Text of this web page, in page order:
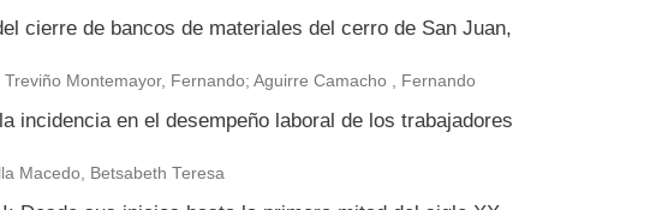
cierre de bancos de materiales del cerro de San Juan,
Montemayor, Fernando; Aguirre Camacho , Fernando
incidencia en el desempeño laboral de los trabajadores
Macedo, Betsabeth Teresa